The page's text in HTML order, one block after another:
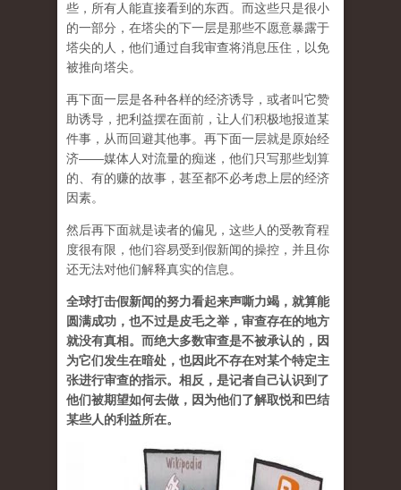
些，所有人能直接看到的东西。而这些只是很小
的一部分，在塔尖的下一层是那些不愿意暴露于
塔尖的人，他们通过自我审查将消息压住，以免
被推向塔尖。
再下面一层是各种各样的经济诱导，或者叫它赞
助诱导，把利益摆在面前，让人们积极地报道某
件事，从而回避其他事。再下面一层就是原始经
济——媒体人对流量的痴迷，他们只写那些划算
的、有的赚的故事，甚至都不必考虑上层的经济
因素。
然后再下面就是读者的偏见，这些人的受教育程
度很有限，他们容易受到假新闻的操控，并且你
还无法对他们解释真实的信息。
全球打击假新闻的努力看起来声嘶力竭，就算能
圆满成功，也不过是皮毛之举，审查存在的地方
就没有真相。而绝大多数审查是不被承认的，因
为它们发生在暗处，也因此不存在对某个特定主
张进行审查的指示。相反，是记者自己认识到了
他们被期望如何去做，因为他们了解取悦和巴结
某些人的利益所在。